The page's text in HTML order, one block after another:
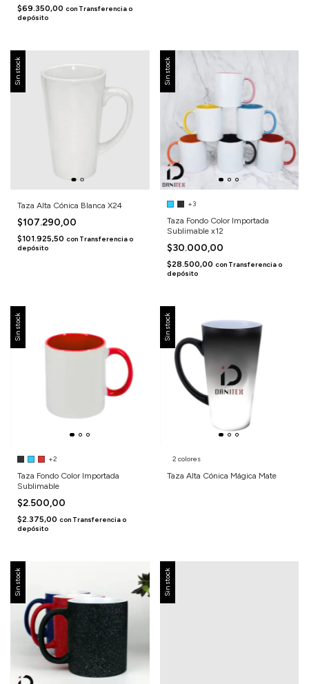
$69.350,00 con Transferencia o
depósito
Sin stock
Taza Alta Cónica Blanca X24
$107.290,00
$101.925,50 con Transferencia o
depósito
Sin stock
+3
Taza Fondo Color Importada
Sublimable x12
$30.000,00
$28.500,00 con Transferencia o
depósito
Sin stock
+2
Taza Fondo Color Importada
Sublimable
$2.500,00
$2.375,00 con Transferencia o
depósito
Sin stock
2 colores
Taza Alta Cónica Mágica Mate
Sin stock Sin stock